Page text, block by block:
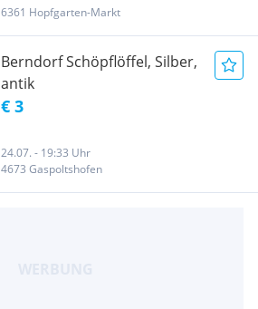
6361 Hopfgarten-Markt
Berndorf Schöpflöffel, Silber,
antik
€ 3
24.07. - 19:33 Uhr
4673 Gaspoltshofen